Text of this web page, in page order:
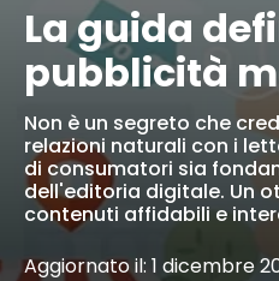
La guida
pubblicità
Non è un segreto che
relazioni naturali con i
di consumatori sia
dell'editoria digitale. Un
contenuti affidabili e
Aggiornato il: 1 dicembre